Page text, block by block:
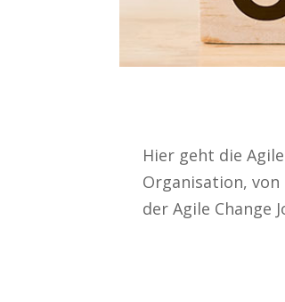
Hier geht die
Organisation, von
der Agile Change